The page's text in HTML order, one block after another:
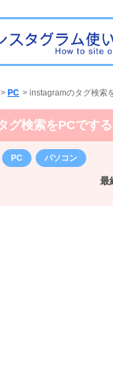
> PC > instagramのタグ検索
グ検索をPCです
PC パソコン
最